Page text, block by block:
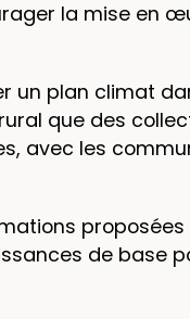
la mise en
un plan climat
que des
avec les
de base